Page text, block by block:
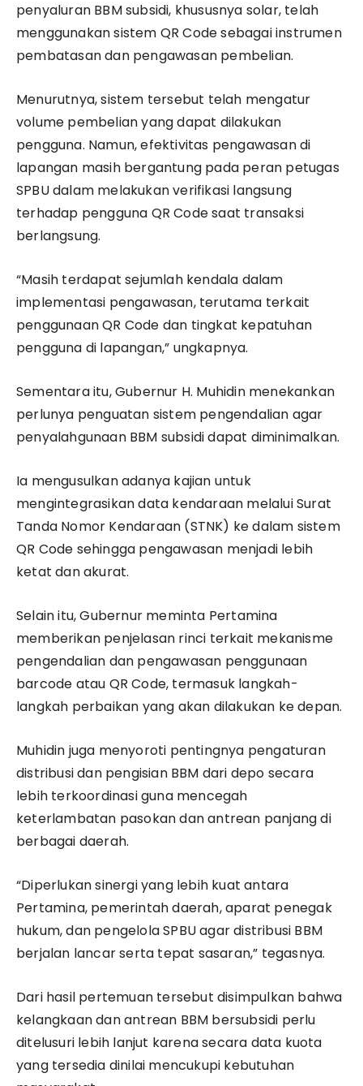
penyaluran BBM subsidi, khususnya solar, telah
menggunakan sistem QR Code sebagai instrumen
pembatasan dan pengawasan pembelian.
Menurutnya, sistem tersebut telah mengatur
volume pembelian yang dapat dilakukan
pengguna. Namun, efektivitas pengawasan di
lapangan masih bergantung pada peran petugas
SPBU dalam melakukan verifikasi langsung
terhadap pengguna QR Code saat transaksi
berlangsung.
“Masih terdapat sejumlah kendala dalam
implementasi pengawasan, terutama terkait
penggunaan QR Code dan tingkat kepatuhan
pengguna di lapangan,” ungkapnya.
Sementara itu, Gubernur H. Muhidin menekankan
perlunya penguatan sistem pengendalian agar
penyalahgunaan BBM subsidi dapat diminimalkan.
Ia mengusulkan adanya kajian untuk
mengintegrasikan data kendaraan melalui Surat
Tanda Nomor Kendaraan (STNK) ke dalam sistem
QR Code sehingga pengawasan menjadi lebih
ketat dan akurat.
Selain itu, Gubernur meminta Pertamina
memberikan penjelasan rinci terkait mekanisme
pengendalian dan pengawasan penggunaan
barcode atau QR Code, termasuk langkah-
langkah perbaikan yang akan dilakukan ke depan.
Muhidin juga menyoroti pentingnya pengaturan
distribusi dan pengisian BBM dari depo secara
lebih terkoordinasi guna mencegah
keterlambatan pasokan dan antrean panjang di
berbagai daerah.
“Diperlukan sinergi yang lebih kuat antara
Pertamina, pemerintah daerah, aparat penegak
hukum, dan pengelola SPBU agar distribusi BBM
berjalan lancar serta tepat sasaran,” tegasnya.
Dari hasil pertemuan tersebut disimpulkan bahwa
kelangkaan dan antrean BBM bersubsidi perlu
ditelusuri lebih lanjut karena secara data kuota
yang tersedia dinilai mencukupi kebutuhan